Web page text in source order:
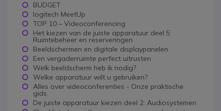
BUDGET
logitech MeetUp
TOP 10 – Videoconferencing
Het kiezen van de juiste apparatuur deel 5:
Ruimtebeheer en reserveringen
Beeldschermen en digitale displaypanelen
Een vergaderruimte perfect uitrusten
Welk beeldscherm heb ik nodig?
Welke apparatuur wilt u gebruiken?
Alles over videoconferenties - Onze praktische
gids
De juiste apparatuur kiezen deel 2: Audiosystemen